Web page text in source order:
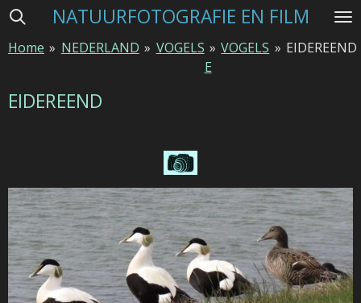
Ga
naar
hoofdinhoud
NATUURFOTOGRAFIE EN FILM
Home » NEDERLAND » VOGELS » VOGELS
E
» EIDEREEND
EIDEREEND